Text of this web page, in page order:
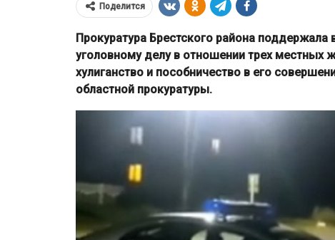
Поделится
Прокуратура Брестского района поддержала
уголовному делу в отношении трех местных
хулиганство и пособничество в его
областной прокуратуры.